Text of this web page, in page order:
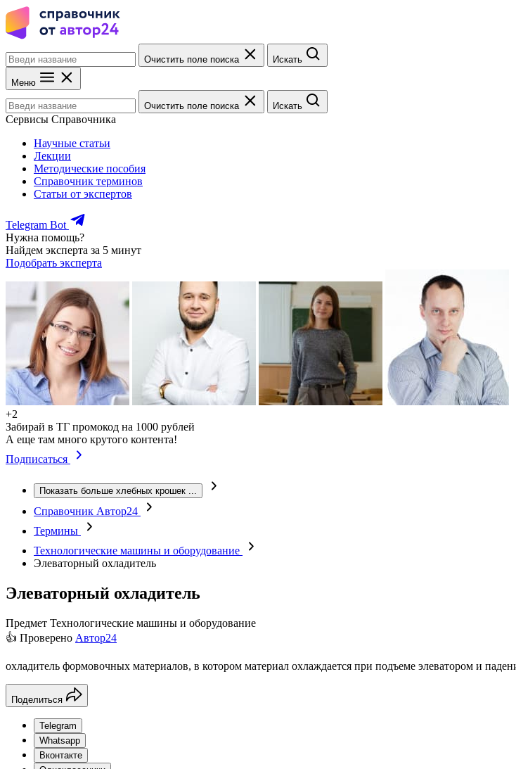
Очистить поле поиска Искать
Меню
Очистить поле поиска Искать
Сервисы Справочника
Научные статьи
Лекции
Методические пособия
Справочник терминов
Статьи от экспертов
Telegram Bot
Нужна помощь?
Найдем эксперта за 5 минут
Подобрать эксперта
+2
Забирай в ТГ промокод на 1000 рублей
А еще там много крутого контента!
Подписаться
Показать больше хлебных крошек ...
Справочник Автор24
Термины
Технологические машины и оборудование
Элеваторный охладитель
Элеваторный охладитель
Предмет Технологические машины и оборудование
👍 Проверено Автор24
охладитель формовочных материалов, в котором материал охлаждается при подъеме элеватором и
Поделиться
Telegram
Whatsapp
Вконтакте